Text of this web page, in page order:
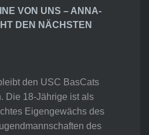
VON UNS – ANNA-
DEN NÄCHSTEN
den USC BasCats
Die 18-Jährige ist als
Eigengewächs des
des